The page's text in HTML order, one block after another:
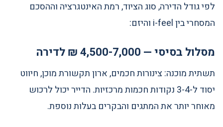
לפי גודל הדירה, סוג הציוד, רמת האינטגרציה וההסכם
המסחרי בין i-feel והיזם:
מסלול בסיסי — 4,500-7,000 ₪ לדירה
תשתית מוכנה: צינורות חכמים, ארון תקשורת מוכן, חיווט
יסוד ל-3-4 נקודות חכמות מרכזיות. הדייר יכול לרכוש
מאוחר יותר את המתגים והבקרים בעלות נוספת.